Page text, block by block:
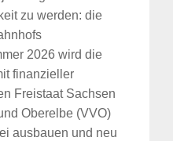
zu werden: die
2026 wird die
finanzieller
Freistaat Sachsen
Oberelbe (VVO)
ausbauen und neu